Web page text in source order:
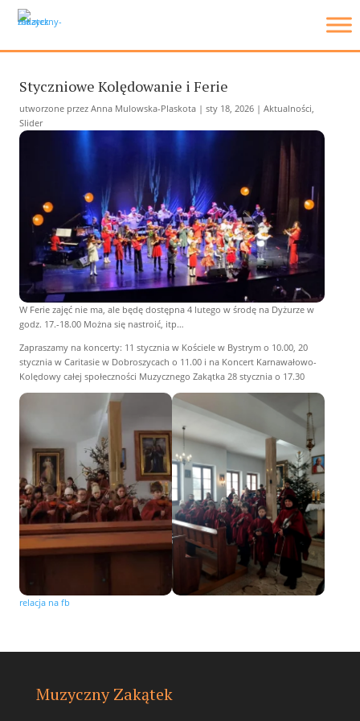
Styczniowe Kolędowanie i Ferie
utworzone przez Anna Mulowska-Plaskota | sty 18, 2026 | Aktualności,
Slider
W Ferie zajęć nie ma, ale będę dostępna 4 lutego w środę na Dyżurze w
godz. 17.-18.00 Można się nastroić, itp…
Zapraszamy na koncerty: 11 stycznia w Kościele w Bystrym o 10.00, 20
stycznia w Caritasie w Dobroszycach o 11.00 i na Koncert Karnawałowo-
Kolędowy całej społeczności Muzycznego Zakątka 28 stycznia o 17.30
relacja na fb
Muzyczny Zakątek